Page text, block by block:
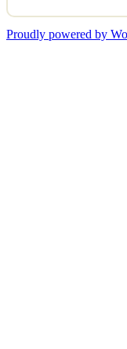
Proudly powered by